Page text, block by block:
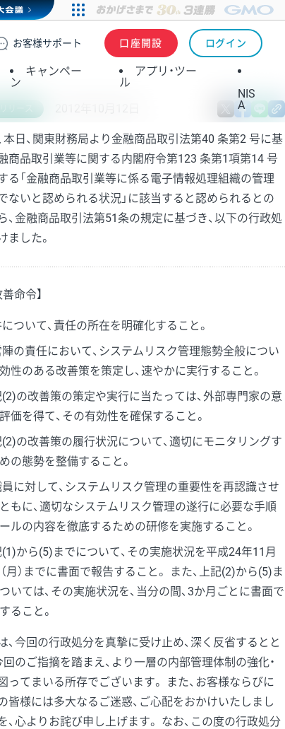
お客様サポート 口座開設 ログイン
キャンペー
ン
アプリ・ツー
ル
NIS
A
X
本日、関東財務局より金融商品取引法第40 条第2 号に基
商品取引業等に関する内閣府令第123 条第1項第14 号
る「金融商品取引業等に係る電子情報処理組織の管理
ないと認められる状況」に該当すると認められるとの
、金融商品取引法第51条の規定に基づき、以下の行政処
ました。
命令】
ついて、責任の所在を明確化すること。
の責任において、システムリスク管理態勢全般につい
性のある改善策を策定し、速やかに実行すること。
の改善策の策定や実行に当たっては、外部専門家の意
価を得て、その有効性を確保すること。
の改善策の履行状況について、適切にモニタリングす
の態勢を整備すること。
に対して、システムリスク管理の重要性を再認識させ
もに、適切なシステムリスク管理の遂行に必要な手順
ルの内容を徹底するための研修を実施すること。
から(5)までについて、その実施状況を平成24年11月
月）までに書面で報告すること。 また、上記(2)から(5)ま
いては、その実施状況を、当分の間、3か月ごとに書面で
ること。
、今回の行政処分を真摯に受け止め、深く反省するとと
回のご指摘を踏まえ、より一層の内部管理体制の強化・
ってまいる所存でございます。 また、お客様ならびに
皆様には多大なるご迷惑、ご心配をおかけいたしまし
、心よりお詫び申し上げます。 なお、この度の行政処分